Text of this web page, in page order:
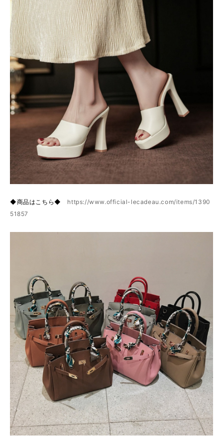
◆商品はこちら◆ https://www.official-lecadeau.com/items/1390
51857